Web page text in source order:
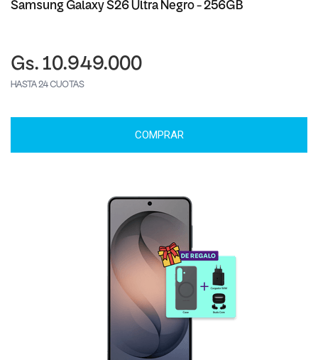
Samsung Galaxy S26 Ultra Negro - 256GB
Gs. 10.949.000
HASTA 24 CUOTAS
COMPRAR